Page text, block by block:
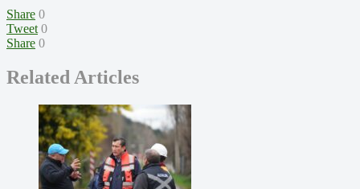
Share 0
Tweet 0
Share 0
Related Articles